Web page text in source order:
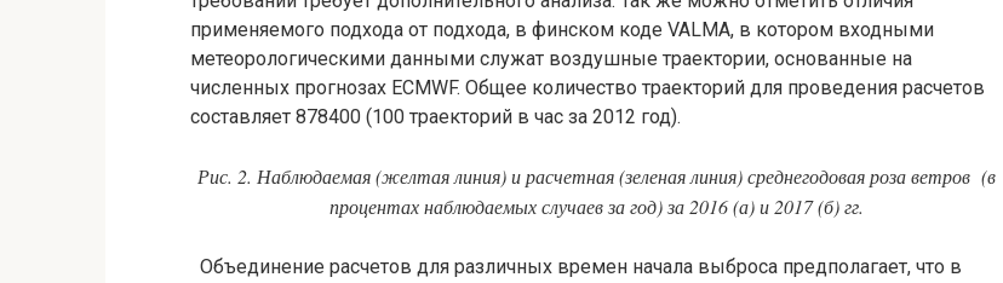
применяемого подхода от подхода, в финском коде VALMA, в котором входными
метеорологическими данными служат воздушные траектории, основанные на
численных прогнозах ECMWF. Общее количество траекторий для проведения расчетов
составляет 878400 (100 траекторий в час за 2012 год).
Рис. 2. Наблюдаемая (желтая линия) и расчетная (зеленая линия) среднегодовая роза ветров (в
процентах наблюдаемых случаев за год) за 2016 (а) и 2017 (б) гг.
Объединение расчетов для различных времен начала выброса предполагает, что в